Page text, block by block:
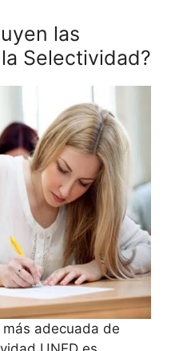
las
Selectividad?
adecuada de